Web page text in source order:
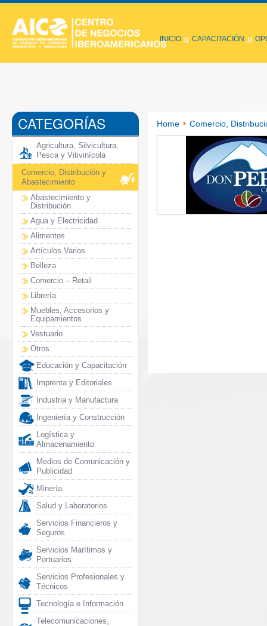
INICIO // CAPACITACIÓN //
CATEGORÍAS
Agricultura, Silvicultura,
Pesca y Vitivinícola
Comercio, Distribución y
Abastecimiento
Abastecimiento y
Distribución
Agua y Electricidad
Alimentos
Artículos Varios
Belleza
Comercio – Retail
Librería
Muebles, Accesorios y
Equipamientos
Vestuario
Otros
Educación y Capacitación
Imprenta y Editoriales
Industria y Manufactura
Ingeniería y Construcción
Logística y
Almacenamiento
Medios de Comunicación y
Publicidad
Minería
Salud y Laboratorios
Servicios Financieros y
Seguros
Servicios Marítimos y
Portuarios
Servicios Profesionales y
Técnicos
Tecnología e Información
Telecomunicaciones,
Home Comercio,